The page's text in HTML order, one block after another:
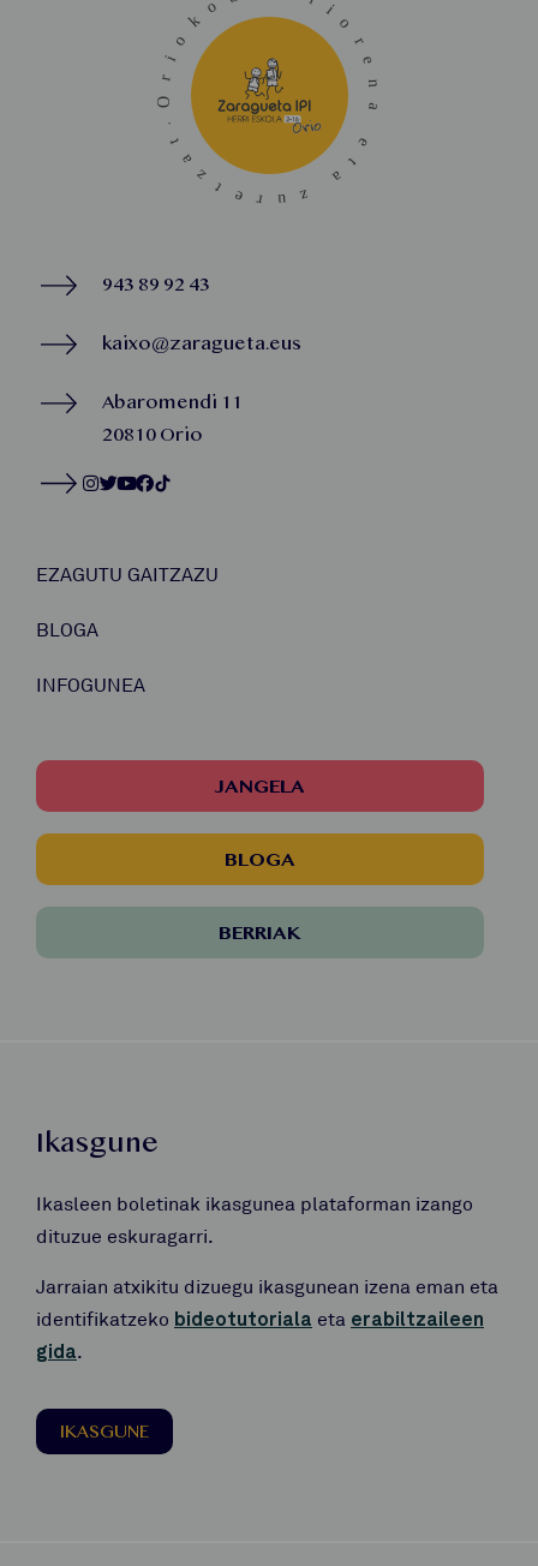
943 89 92 43
kaixo@zaragueta.eus
Abaromendi 11
20810 Orio
EZAGUTU GAITZAZU
BLOGA
INFOGUNEA
JANGELA
BLOGA
BERRIAK
Ikasgune
Ikasleen boletinak ikasgunea plataforman izango
dituzue eskuragarri.
Jarraian atxikitu dizuegu ikasgunean izena eman eta
identifikatzeko bideotutoriala eta erabiltzaileen
gida.
IKASGUNE